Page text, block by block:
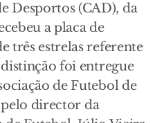
Desportos (CAD), da
a placa de
três estrelas referente
foi entregue
de Futebol de
director da